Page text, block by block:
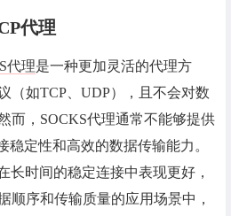
代理
代理是一种更加灵活的代理方
（如TCP、UDP），且不会对数
而，SOCKS代理通常不能够提供
稳定性和高效的数据传输能力。
长时间的稳定连接中表现更好，
顺序和传输质量的应用场景中，